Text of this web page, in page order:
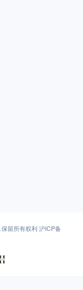
.保留所有权利沪ICP备